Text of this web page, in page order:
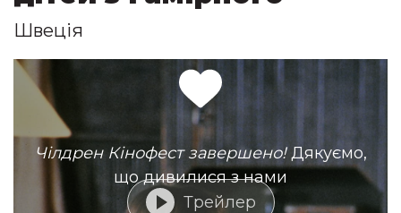
Швеція
Трейлер
Чілдрен Кінофест завершено!Дякуємо,
що дивилися з нами